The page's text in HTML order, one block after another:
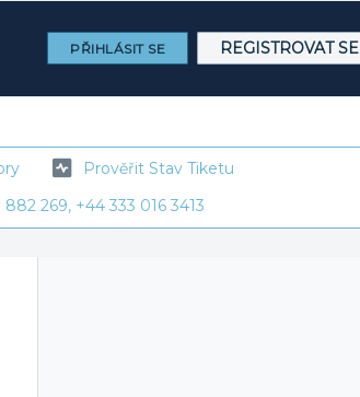
PŘIHLÁSIT SE REGISTROVAT SE
Prověřit Stav Tiketu
269, +44 333 016 3413